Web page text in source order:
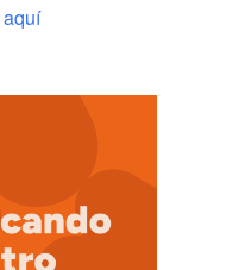
aquí